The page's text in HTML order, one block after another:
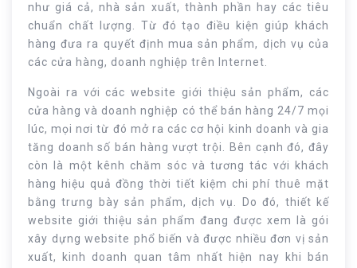
như giá cả, nhà sản xuất, thành phần hay các tiêu
chuẩn chất lượng. Từ đó tạo điều kiện giúp khách
hàng đưa ra quyết định mua sản phẩm, dịch vụ của
các cửa hàng, doanh nghiệp trên Internet.
Ngoài ra với các website giới thiệu sản phẩm, các
cửa hàng và doanh nghiệp có thể bán hàng 24/7 mọi
lúc, mọi nơi từ đó mở ra các cơ hội kinh doanh và gia
tăng doanh số bán hàng vượt trội. Bên cạnh đó, đây
còn là một kênh chăm sóc và tương tác với khách
hàng hiệu quả đồng thời tiết kiệm chi phí thuê mặt
bằng trưng bày sản phẩm, dịch vụ. Do đó, thiết kế
website giới thiệu sản phẩm đang được xem là gói
xây dựng website phổ biến và được nhiều đơn vị sản
xuất, kinh doanh quan tâm nhất hiện nay khi bán